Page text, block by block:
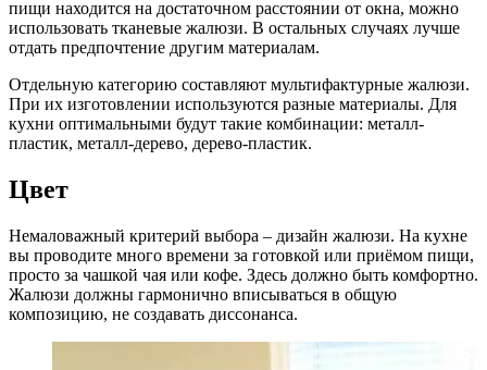
пищи находится на достаточном расстоянии от окна, можно
использовать тканевые жалюзи. В остальных случаях лучше
отдать предпочтение другим материалам.
Отдельную категорию составляют мультифактурные жалюзи.
При их изготовлении используются разные материалы. Для
кухни оптимальными будут такие комбинации: металл-
пластик, металл-дерево, дерево-пластик.
Цвет
Немаловажный критерий выбора – дизайн жалюзи. На кухне
вы проводите много времени за готовкой или приёмом пищи,
просто за чашкой чая или кофе. Здесь должно быть комфортно.
Жалюзи должны гармонично вписываться в общую
композицию, не создавать диссонанса.